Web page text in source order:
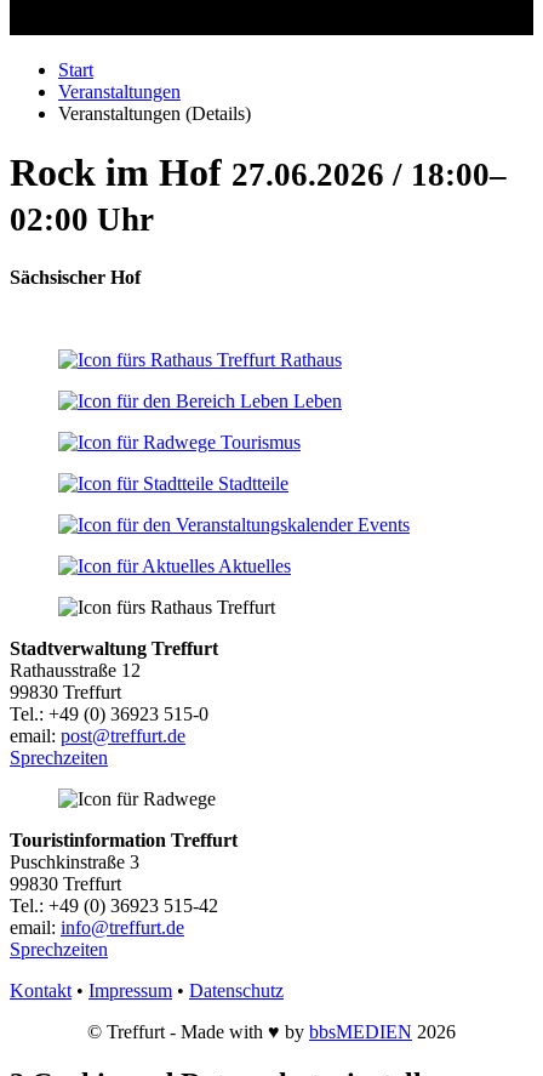
Start
Veranstaltungen
Veranstaltungen (Details)
Rock im Hof 27.06.2026 / 18:00–
02:00 Uhr
Sächsischer Hof
Rathaus
Leben
Tourismus
Stadtteile
Events
Aktuelles
Stadtverwaltung Treffurt
Rathausstraße 12
99830 Treffurt
Tel.: +49 (0) 36923 515-0
email: post@treffurt.de
Sprechzeiten
Touristinformation Treffurt
Puschkinstraße 3
99830 Treffurt
Tel.: +49 (0) 36923 515-42
email: info@treffurt.de
Sprechzeiten
Kontakt • Impressum • Datenschutz
© Treffurt - Made with ♥ by bbsMEDIEN 2026